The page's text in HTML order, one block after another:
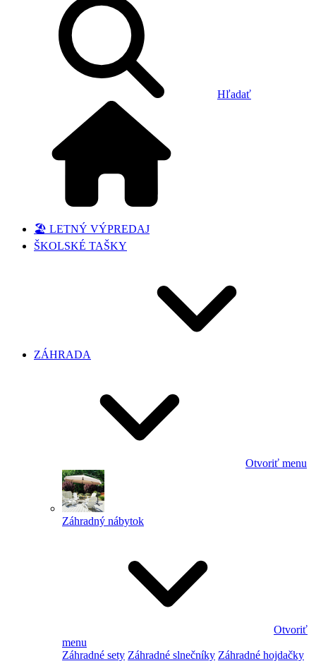
Hľadať
🏖️ LETNÝ VÝPREDAJ
ŠKOLSKÉ TAŠKY
ZÁHRADA
Otvoriť menu
Záhradný nábytok
Otvoriť
menu
Záhradné sety Záhradné slnečníky Záhradné hojdačky